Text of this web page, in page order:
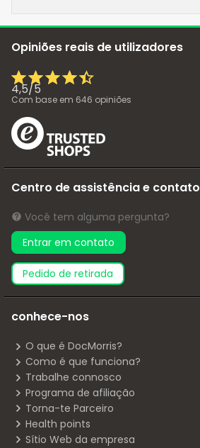
Opiniões reais de utilizadores
4,5/5
Com base em 646 opiniões
Centro de assistência e contato
Você tem alguma pergunta?
Entrar em contato
pedido de retirada
conhece-nos
O que é DocMorris?
Como é que funciona?
Trabalhe connosco
Programa de afiliação
Torna-te Parceiro
Health points
Sítio Web da empresa